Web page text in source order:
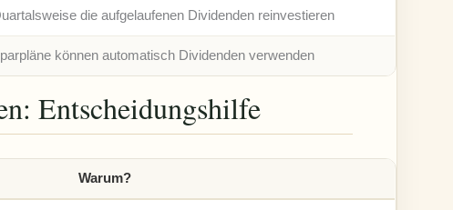
die aufgelaufenen Dividenden reinvestieren
können automatisch Dividenden verwenden
Entscheidungshilfe
Warum?